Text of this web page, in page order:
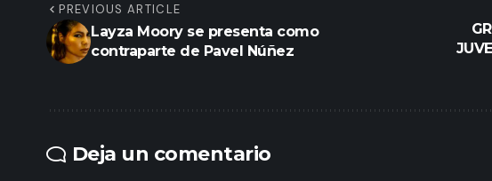
PREVIOUS ARTICLE
Layza Moory se presenta como
contraparte de Pavel Núñez
Deja un comentario